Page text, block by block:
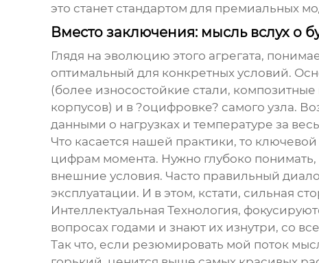
это станет стандартом для премиальных
Вместо заключения: мысль вслух о
Глядя на эволюцию этого агрегата,
оптимальный для конкретных условий.
(более износостойкие стали,
корпусов) и в ?оцифровке? самого узла.
данными о нагрузках и температуре за
Что касается нашей практики, то
цифрам момента. Нужно глубоко понимать,
внешние условия. Часто правильный
эксплуатации. И в этом, кстати, сильная
Интеллектуальная Технология,
вопросах годами и знают их изнутри, со
Так что, если резюмировать мой поток